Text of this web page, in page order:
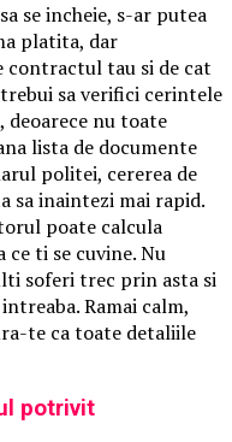
se incheie, s-ar putea
platita, dar
contractul tau si de cat
sa verifici cerintele
nu toate
lista de documente
politei, cererea de
sa inaintezi mai rapid.
poate calcula
ti se cuvine. Nu
soferi trec prin asta si
Ramai calm,
te ca toate detaliile
potrivit